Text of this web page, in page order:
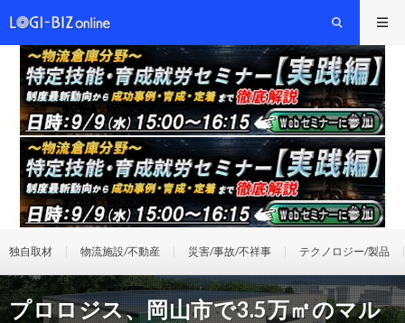
独自取材 物流施設/不動産 災害/事故/不祥事 テクノロジー/製品
プロロジス、岡山市で3.5万㎡のマル